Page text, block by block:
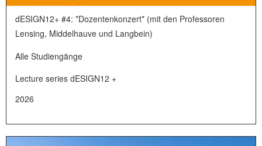
dESIGN12+ #4: *Dozentenkonzert* (mit den Professoren
Lensing, Middelhauve und Langbein)
Alle Studiengänge
Lecture series dESIGN12 +
2026